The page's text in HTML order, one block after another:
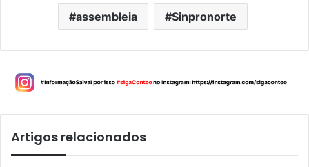
assembleia Sinpronorte
Artigos relacionados